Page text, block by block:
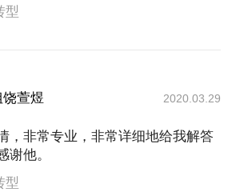
型
萱煜 2020.03.29
，非常专业，非常详细地给我解答
谢他。
型